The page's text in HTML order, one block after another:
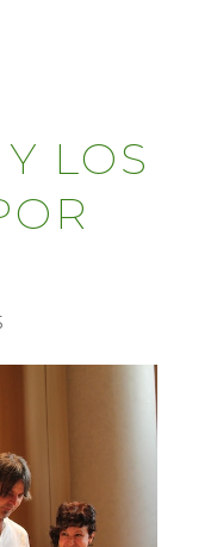
LOS